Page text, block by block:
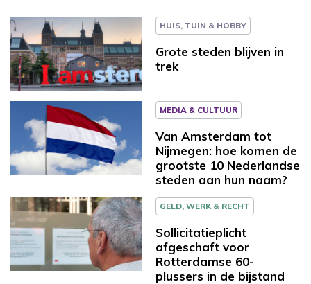
HUIS, TUIN & HOBBY
Grote steden blijven in
trek
MEDIA & CULTUUR
Van Amsterdam tot
Nijmegen: hoe komen de
grootste 10 Nederlandse
steden aan hun naam?
GELD, WERK & RECHT
Sollicitatieplicht
afgeschaft voor
Rotterdamse 60-
plussers in de bijstand